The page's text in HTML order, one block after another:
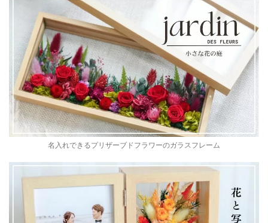
名入れできるプリザーブドフラワーのガラスフレーム